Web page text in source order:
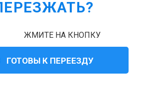
ЖМИТЕ НА КНОПКУ
ГОТОВЫ К ПЕРЕЕЗДУ